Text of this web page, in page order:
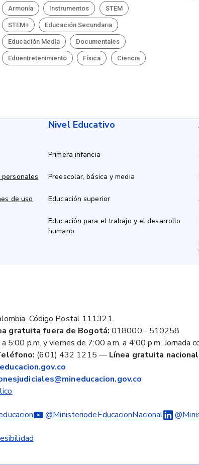
Armonía Instrumentos STEM
STEM+ Educación Secundaria
Educación Media Documentales
Eduentretenimiento Física Ciencia
de uso
Nivel Educativo
Primera infancia
Preescolar, básica y media
Educación superior
Educación para el trabajo y el desarrollo
humano
Código Postal 111321.
gratuita fuera de Bogotá: 018000 - 510258
5:00 p.m. y viernes de 7:00 a.m. a 4:00 p.m. Jornada
(601) 432 1215 — Línea gratuita nacional
@MinisteriodeEducacionNacional